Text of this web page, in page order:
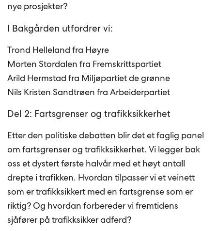
nye prosjekter?
I Bakgården utfordrer vi:
Trond Helleland fra Høyre
Morten Stordalen fra Fremskrittspartiet
Arild Hermstad fra Miljøpartiet de grønne
Nils Kristen Sandtrøen fra Arbeiderpartiet
Del 2: Fartsgrenser og trafikksikkerhet
Etter den politiske debatten blir det et faglig panel
om fartsgrenser og trafikksikkerhet. Vi legger bak
oss et dystert første halvår med et høyt antall
drepte i trafikken. Hvordan tilpasser vi et veinett
som er trafikksikkert med en fartsgrense som er
riktig? Og hvordan forbereder vi fremtidens
sjåfører på trafikksikker adferd?